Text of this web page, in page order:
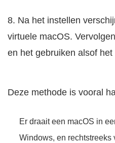
8. Na het instellen
virtuele macOS.
en het gebruiken alsof
Deze methode is vooral
Er draait een macOS in
Windows, en